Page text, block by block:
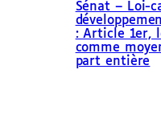
Sénat – Loi-
: Article 1er,
comme
part entière